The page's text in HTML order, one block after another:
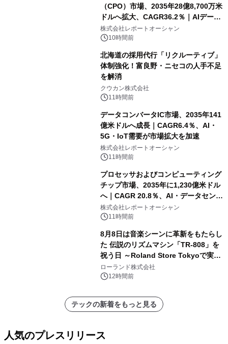
（CPO）市場、2035年28億8,700万米
ドルへ拡大、CAGR36.2％｜AIデータ
センター・高速光通信需要が成長を加
速
株式会社レポートオーシャン
10時間前
北海道の採用代行「リクルーティブ」
体制強化！富良野・ニセコの人手不足
を解消
クウカン株式会社
11時間前
データコンバータIC市場、2035年141
億米ドルへ成長｜CAGR6.4％、AI・
5G・IoT需要が市場拡大を加速
株式会社レポートオーシャン
11時間前
プロセッサおよびコンピューティング
チップ市場、2035年に1,230億米ドル
へ｜CAGR 20.8％、AI・データセンタ
ー需要が成長を牽引
株式会社レポートオーシャン
11時間前
8月8日は音楽シーンに革新をもたらし
た 伝説のリズムマシン「TR-808」を
祝う日 ～Roland Store Tokyoで実機
を展示しての 記念キャンペーンを開
催 英国ラジオ「NTS」の 特別プログ
アーティストを フィーチャーしたアニ
メーションを公開～
ローランド株式会社
12時間前
テックの新着をもっと見る
人気のプレスリリース